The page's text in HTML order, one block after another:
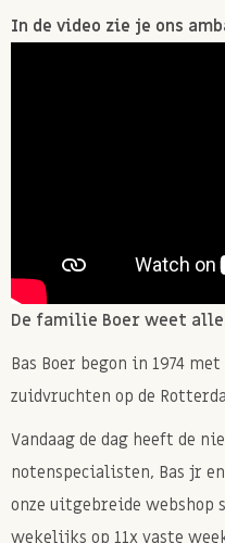
De familie Boer weet
Bas Boer begon in 1974
zuidvruchten op de
Vandaag de dag heeft de
notenspecialisten, Bas jr
onze uitgebreide webshop
wekelijks op 11x vaste
In de video zie je ons